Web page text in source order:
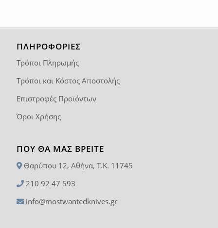
ΠΛΗΡΟΦΟΡΙΕΣ
Τρόποι Πληρωμής
Τρόποι και Κόστος Αποστολής
Επιστροφές Προϊόντων
Όροι Χρήσης
ΠΟΥ ΘΑ ΜΑΣ ΒΡΕΊΤΕ
Θαρύπου 12, Αθήνα, T.K. 11745
210 92 47 593
info@mostwantedknives.gr